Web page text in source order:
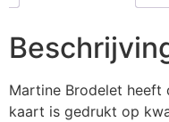
Martine Brodelet heeft
kaart is gedrukt op